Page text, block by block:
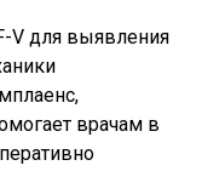
V для выявления
врачам в